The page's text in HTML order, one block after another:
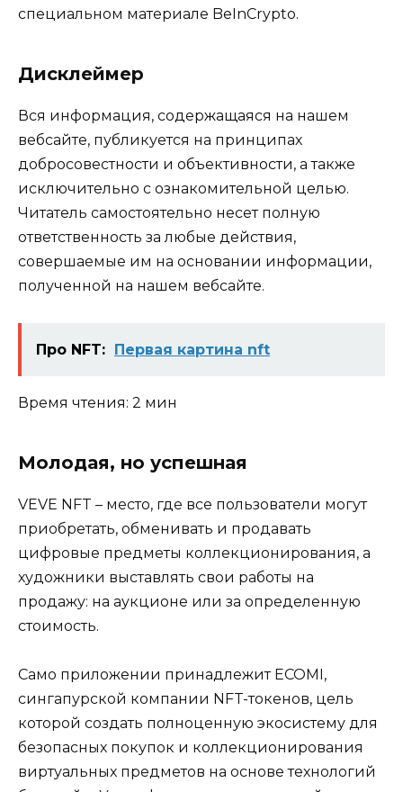
специальном материале BeInCrypto.
Дисклеймер
Вся информация, содержащаяся на нашем
вебсайте, публикуется на принципах
добросовестности и объективности, а также
исключительно с ознакомительной целью.
Читатель самостоятельно несет полную
ответственность за любые действия,
совершаемые им на основании информации,
полученной на нашем вебсайте.
Про NFT: Первая картина nft
Время чтения: 2 мин
Молодая, но успешная
VEVE NFT – место, где все пользователи могут
приобретать, обменивать и продавать
цифровые предметы коллекционирования, а
художники выставлять свои работы на
продажу: на аукционе или за определенную
стоимость.
Само приложении принадлежит ECOMI,
сингапурской компании NFT-токенов, цель
которой создать полноценную экосистему для
безопасных покупок и коллекционирования
виртуальных предметов на основе технологий